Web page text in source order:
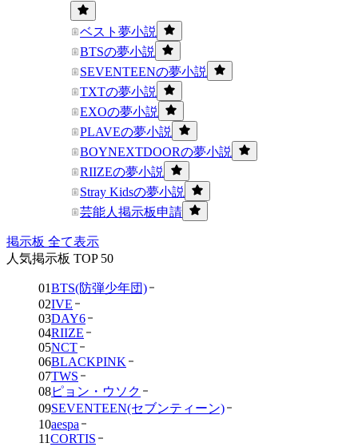
ベスト夢小説
BTSの夢小説
SEVENTEENの夢小説
TXTの夢小説
EXOの夢小説
PLAVEの夢小説
BOYNEXTDOORの夢小説
RIIZEの夢小説
Stray Kidsの夢小説
芸能人掲示板申請
掲示板 全て表示
人気掲示板 TOP 50
01BTS(防弾少年団)
02IVE
03DAY6
04RIIZE
05NCT
06BLACKPINK
07TWS
08ピョン・ウソク
09SEVENTEEN(セブンティーン)
10aespa
11CORTIS